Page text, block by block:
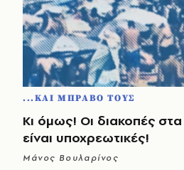
...ΚΑΙ ΜΠΡΑΒΟ ΤΟΥΣ
Κι όμως! Οι διακοπές
είναι υποχρεωτικές!
Μάνος Βουλαρίνος